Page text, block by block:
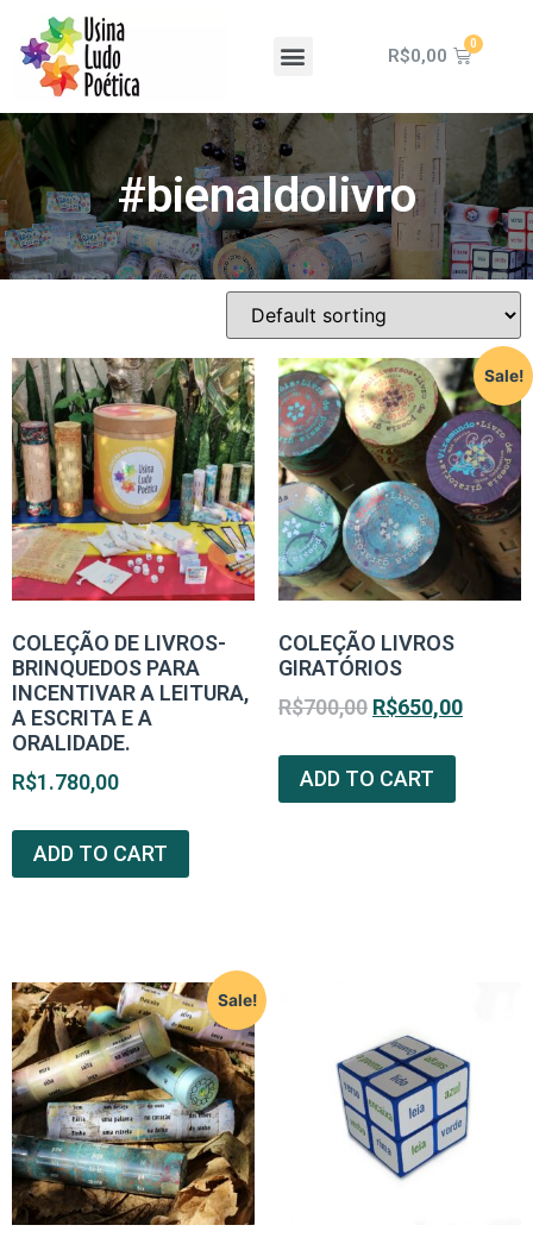
R$0,00
#bienaldolivro
COLEÇÃO DE LIVROS-
BRINQUEDOS PARA
INCENTIVAR A LEITURA,
A ESCRITA E A
ORALIDADE.
R$1.780,00
ADD TO CART
Sale!
COLEÇÃO LIVROS
GIRATÓRIOS
R$700,00 R$650,00
ADD TO CART
Sale!